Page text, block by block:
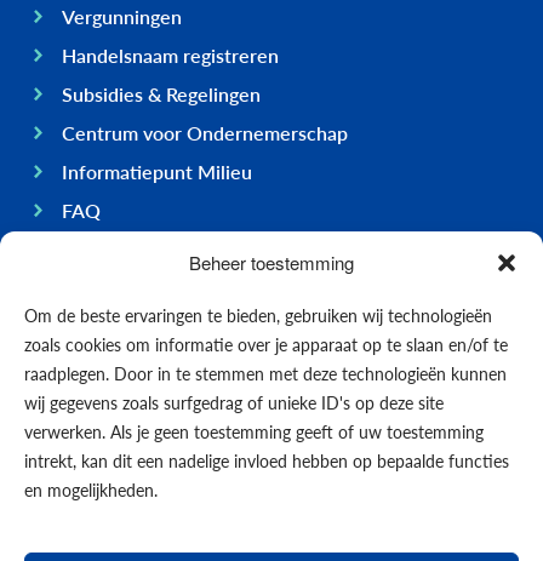
Beheer toestemming
Om de beste ervaringen te bieden, gebruiken wij technologieën
zoals cookies om informatie over je apparaat op te slaan en/of te
raadplegen. Door in te stemmen met deze technologieën kunnen
wij gegevens zoals surfgedrag of unieke ID's op deze site
verwerken. Als je geen toestemming geeft of uw toestemming
intrekt, kan dit een nadelige invloed hebben op bepaalde functies
en mogelijkheden.
Vergunningen
Handelsnaam registreren
Subsidies & Regelingen
Centrum voor Ondernemerschap
Informatiepunt Milieu
FAQ
Ondernemen op Bonaire
Economie
Regering
Infrastructuur
Algemeen
Contact opnemen